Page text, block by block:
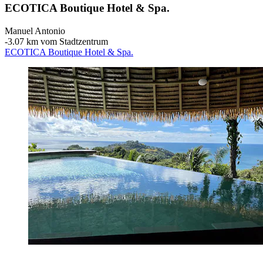
ECOTICA Boutique Hotel & Spa.
Manuel Antonio
‐3.07 km vom Stadtzentrum
ECOTICA Boutique Hotel & Spa.